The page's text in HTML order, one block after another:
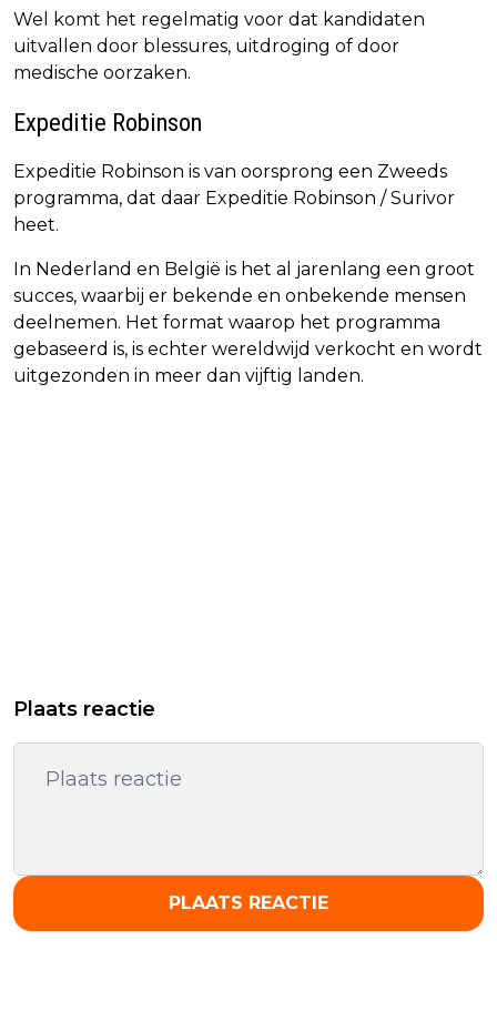
Wel komt het regelmatig voor dat kandidaten
uitvallen door blessures, uitdroging of door
medische oorzaken.
Expeditie Robinson
Expeditie Robinson is van oorsprong een Zweeds
programma, dat daar Expeditie Robinson / Surivor
heet.
In Nederland en België is het al jarenlang een groot
succes, waarbij er bekende en onbekende mensen
deelnemen. Het format waarop het programma
gebaseerd is, is echter wereldwijd verkocht en wordt
uitgezonden in meer dan vijftig landen.
Plaats reactie
PLAATS REACTIE